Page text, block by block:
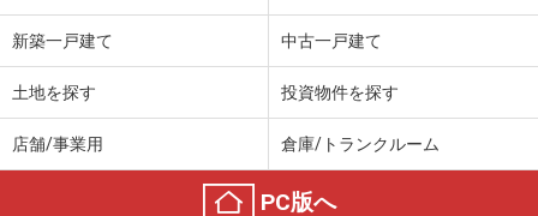
新築一戸建て 中古一戸建て
土地を探す 投資物件を探す
店舗/事業用 倉庫/トランクルーム
PC版へ